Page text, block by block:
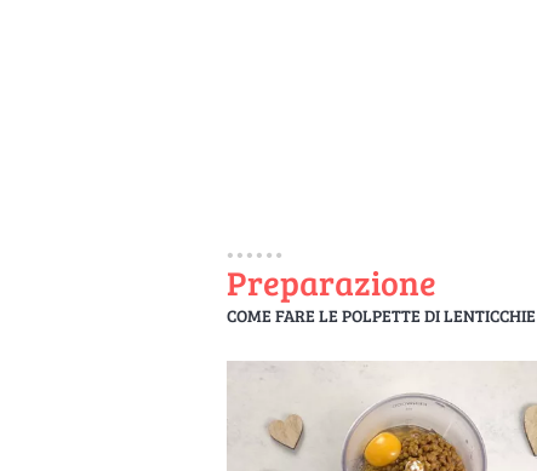
Preparazione
COME FARE LE POLPETTE DI LENTICCHIE